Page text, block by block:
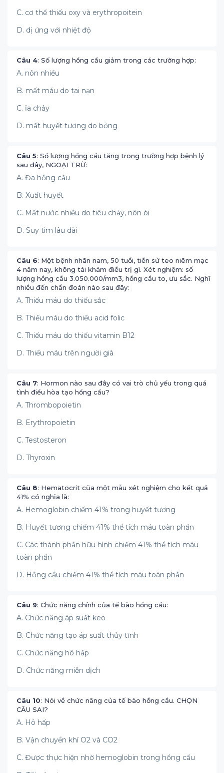
C. cơ thể thiếu oxy và erythropoitein
D. dị ứng với nhiệt độ
Câu 4: Số lượng hồng cầu giảm trong các trường hợp:
A. nôn nhiều
B. mất máu do tai nạn
C. ỉa chảy
D. mất huyết tương do bỏng
Câu 5: Số lượng hồng cầu tăng trong trường hợp bệnh lý
sau đây, NGOẠI TRỪ:
A. Đa hồng cầu
B. Xuất huyết
C. Mất nước nhiều do tiêu chảy, nôn ói
D. Suy tim lâu dài
Câu 6: Một bệnh nhân nam, 50 tuổi, tiền sử teo niêm mạc
4 năm nay, không tái khám điều trị gì. Xét nghiệm: số
lượng hồng cầu 3.050.000/mm3, hồng cầu to, ưu sắc. Nghĩ
nhiều đến chẩn đoán nào sau đây:
A. Thiếu máu do thiếu sắc
B. Thiếu máu do thiếu acid folic
C. Thiếu máu do thiếu vitamin B12
D. Thiếu máu trên người già
Câu 7: Hormon nào sau đây có vai trò chủ yếu trong quá
tình điều hòa tạo hồng cầu?
A. Thrombopoietin
B. Erythropoietin
C. Testosteron
D. Thyroxin
Câu 8: Hematocrit cũa một mẫu xét nghiệm cho kết quả
41% có nghĩa là:
A. Hemoglobin chiếm 41% trong huyết tương
B. Huyết tương chiếm 41% thể tích máu toàn phần
C. Các thành phần hữu hình chiếm 41% thể tích máu
toàn phần
D. Hồng cầu chiếm 41% thể tích máu toàn phần
Câu 9: Chức năng chính của tế bào hồng cầu:
A. Chức năng áp suất keo
B. Chức năng tạo áp suất thủy tĩnh
C. Chức năng hô hấp
D. Chức năng miễn dịch
Câu 10: Nói về chức năng của tế bào hồng cầu. CHỌN
CÂU SAI?
A. Hô hấp
B. Vận chuyển khí O2 và CO2
C. Được thực hiện nhờ hemoglobin trong hồng cầu